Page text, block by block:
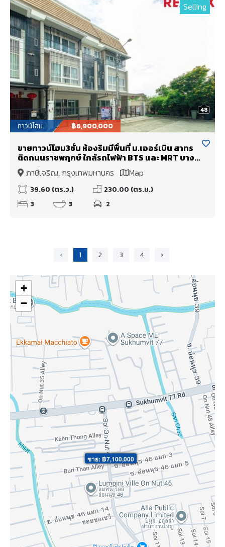
48
Selling
ทาวน์โฮม ฿6,900,000
ขายทาวน์โฮม3ชั้น ห้องริมมีพื้นที่ ม.เออร์เบิน สาทร
ติดถนนราชพฤกษ์ ใกล้รถไฟฟ้า BTS และ MRT บาง
หว้าภาษีเจริญ, กรุงเทพมหานคร Map
39.60 (ตร.ว.)
230.00 (ตร.ม.)
3
3 2
‹ 1 2 3 4 ›
ขาย: ฿7,100,000
+
−